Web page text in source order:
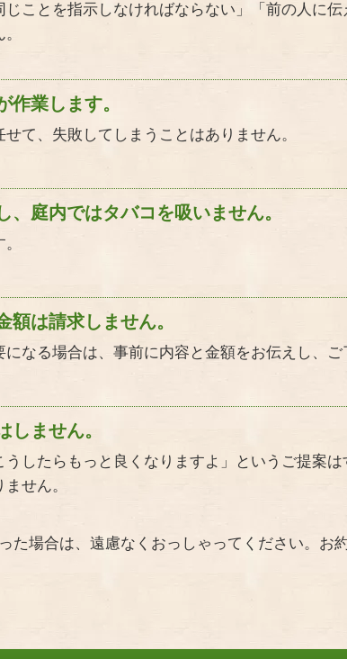
じことを指示しなければならない」「前の人に
作業します。
て、失敗してしまうことはありません。
、庭内ではタバコを吸いません。
額は請求しません。
なる場合は、事前に内容と金額をお伝えし、ご
しません。
うしたらもっと良くなりますよ」というご提案
せん。
た場合は、遠慮なくおっしゃってください。お